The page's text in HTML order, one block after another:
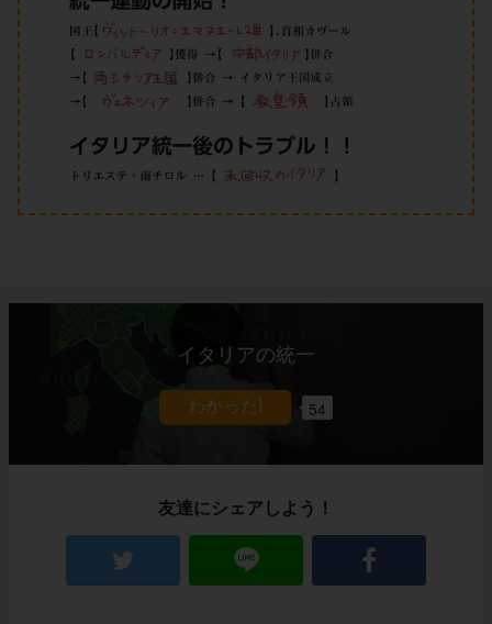
イタリアの統一
54
友達にシェアしよう！